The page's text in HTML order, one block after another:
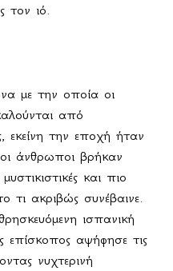
τον ιό.
με την οποία οι
από
εκείνη την εποχή ήταν
άνθρωποι βρήκαν
και πιο
τι ακριβώς συνέβαινε.
ισπανική
αψήφησε τις
νυχτερινή